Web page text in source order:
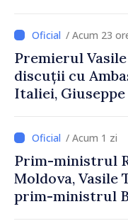
Uygar Mustafa
/ Acum 23
Premierul
discuții cu
Italiei,
/ Acum 1 zi
Prim-ministrul
Moldova, Vasile
prim-ministrul